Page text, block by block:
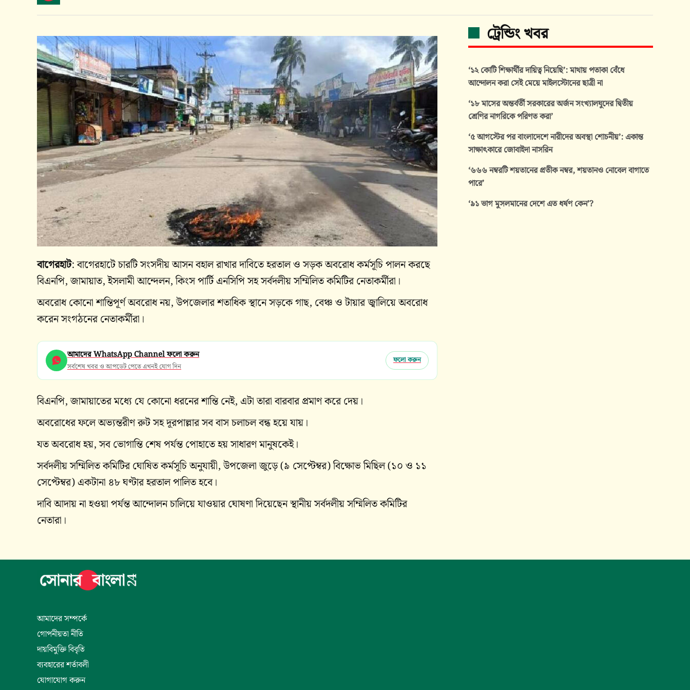
বাগেরহাট: বাগেরহাটে চারটি সংসদীয় আসন বহাল রাখার দাবিতে হরতাল ও সড়ক অবরোধ কর্মসূচি পালন করছে
বিএনপি, জামায়াত, ইসলামী আন্দেলন, কিংস পার্টি এনসিপি সহ সর্বদলীয় সম্মিলিত কমিটির নেতাকর্মীরা।
অবরোধ কোনো শান্তিপূর্ণ অবরোধ নয়, উপজেলার শতাধিক স্থানে সড়কে গাছ, বেঞ্চ ও টায়ার জ্বালিয়ে অবরোধ
করেন সংগঠনের নেতাকর্মীরা।
আমাদের WhatsApp Channel ফলো করুন
সর্বশেষ খবর ও আপডেট পেতে এখনই যোগ দিন
ফলো করুন
বিএনপি, জামায়াতের মধ্যে যে কোনো ধরনের শান্তি নেই, এটা তারা বারবার প্রমাণ করে দেয়।
অবরোধের ফলে অভ্যন্তরীণ রুট সহ দূরপাল্লার সব বাস চলাচল বন্ধ হয়ে যায়।
যত অবরোধ হয়, সব ভোগান্তি শেষ পর্যন্ত পোহাতে হয় সাধারণ মানুষকেই।
সর্বদলীয় সম্মিলিত কমিটির ঘোষিত কর্মসূচি অনুযায়ী, উপজেলা জুড়ে (৯ সেপ্টেম্বর) বিক্ষোভ মিছিল (১০ ও ১১
সেপ্টেম্বর) একটানা ৪৮ ঘণ্টার হরতাল পালিত হবে।
দাবি আদায় না হওয়া পর্যন্ত আন্দোলন চালিয়ে যাওয়ার ঘোষণা দিয়েছেন স্থানীয় সর্বদলীয় সম্মিলিত কমিটির
নেতারা।
ট্রেন্ডিং খবর
‘১২ কোটি শিক্ষার্থীর দায়িত্ব নিয়েছি’: মাথায় পতাকা বেঁধে
আন্দোলন করা সেই মেয়ে মাইলস্টোনের ছাত্রী না
‘১৮ মাসের অন্তর্বর্তী সরকারের অর্জন সংখ্যালঘুদের দ্বিতীয়
শ্রেণির নাগরিকে পরিণত করা’
‘৫ আগস্টের পর বাংলাদেশে নারীদের অবস্থা শোচনীয়’: একান্ত
সাক্ষাৎকারে জোবাইদা নাসরিন
‘৬৬৬ নম্বরটি শয়তানের প্রতীক নম্বর, শয়তানও নোবেল বাগাতে
পারে’
‘৯১ ভাগ মুসলমানের দেশে এত ধর্ষণ কেন’?
আমাদের সম্পর্কে
গোপনীয়তা নীতি
দায়বিমুক্তি বিবৃতি
ব্যবহারের শর্তাবলী
যোগাযোগ করুন